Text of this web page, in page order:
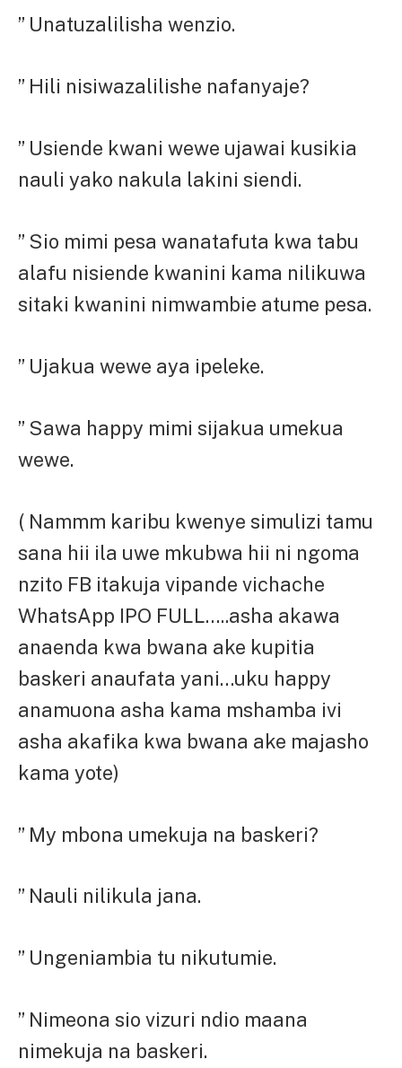
” Unatuzalilisha wenzio.
” Hili nisiwazalilishe nafanyaje?
” Usiende kwani wewe ujawai kusikia
nauli yako nakula lakini siendi.
” Sio mimi pesa wanatafuta kwa tabu
alafu nisiende kwanini kama nilikuwa
sitaki kwanini nimwambie atume pesa.
” Ujakua wewe aya ipeleke.
” Sawa happy mimi sijakua umekua
wewe.
( Nammm karibu kwenye simulizi tamu
sana hii ila uwe mkubwa hii ni ngoma
nzito FB itakuja vipande vichache
WhatsApp IPO FULL…..asha akawa
anaenda kwa bwana ake kupitia
baskeri anaufata yani…uku happy
anamuona asha kama mshamba ivi
asha akafika kwa bwana ake majasho
kama yote)
” My mbona umekuja na baskeri?
” Nauli nilikula jana.
” Ungeniambia tu nikutumie.
” Nimeona sio vizuri ndio maana
nimekuja na baskeri.